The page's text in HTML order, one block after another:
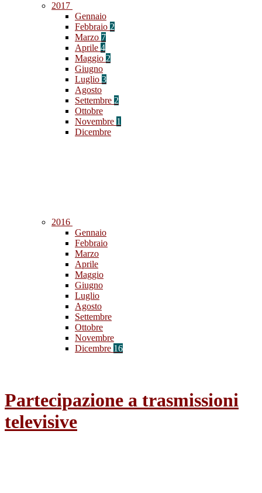
2017
Gennaio
Febbraio 2
Marzo 7
Aprile 4
Maggio 2
Giugno
Luglio 3
Agosto
Settembre 2
Ottobre
Novembre 1
Dicembre
2016
Gennaio
Febbraio
Marzo
Aprile
Maggio
Giugno
Luglio
Agosto
Settembre
Ottobre
Novembre
Dicembre 16
Partecipazione a trasmissioni
televisive